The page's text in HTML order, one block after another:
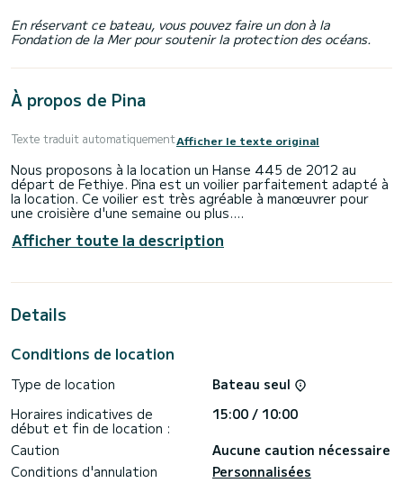
En réservant ce bateau, vous pouvez faire un don à la
Fondation de la Mer pour soutenir la protection des océans.
À propos de Pina
Texte traduit automatiquementAfficher le texte original
Nous proposons à la location un Hanse 445 de 2012 au
départ de Fethiye. Pina est un voilier parfaitement adapté à
la location. Ce voilier est très agréable à manœuvrer pour
une croisière d'une semaine ou plus.
Le bateau dispose de 4 cabines tout confort et une
capacité d'embarcation de 8 personnes. Avec une longueur
des vacances extraordinaires sur l'eau dans les environs
Ce bateau est équipé d'une Grand voile lattée et d'un
équipements suivants : Pilote automatique, Moteur
Pour toute demande d'information ou réservation, cliquer
sur le bouton « obtenir un devis », un expert SamBoat vous
Afficher toute la description
Details
Conditions de location
Type de location
Bateau seul
Horaires indicatives de
début et fin de location :
15:00 / 10:00
Caution
Aucune caution nécessaire
Conditions d'annulation
Personnalisées